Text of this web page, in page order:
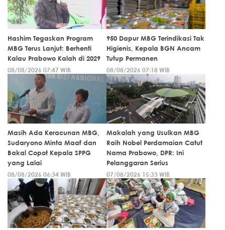
Hashim Tegaskan Program
MBG Terus Lanjut: Berhenti
Kalau Prabowo Kalah di 2029
08/08/2026 07:47 WIB
950 Dapur MBG Terindikasi Tak
Higienis, Kepala BGN Ancam
Tutup Permanen
08/08/2026 07:18 WIB
Masih Ada Keracunan MBG,
Sudaryono Minta Maaf dan
Bakal Copot Kepala SPPG
yang Lalai
08/08/2026 06:34 WIB
Makalah yang Usulkan MBG
Raih Nobel Perdamaian Catut
Nama Prabowo, DPR: Ini
Pelanggaran Serius
07/08/2026 15:33 WIB